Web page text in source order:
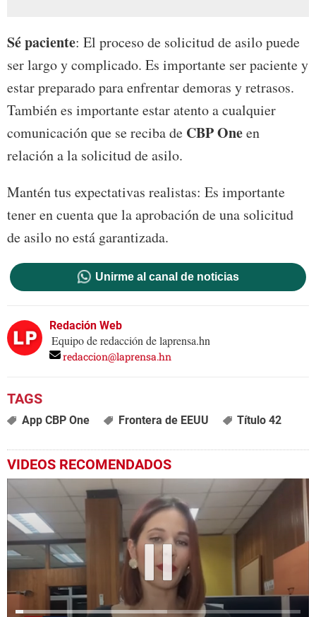
Sé paciente: El proceso de solicitud de asilo puede
ser largo y complicado. Es importante ser paciente y
estar preparado para enfrentar demoras y retrasos.
También es importante estar atento a cualquier
comunicación que se reciba de CBP Oneen
relación a la solicitud de asilo.
Mantén tus expectativas realistas: Es importante
tener en cuenta que la aprobación de una solicitud
de asilo no está garantizada.
Unirme al canal de noticias
Redación Web
Equipo de redacción de laprensa.hn
redaccion@laprensa.hn
App CBP One Frontera de EEUU Título 42
VIDEOS RECOMENDADOS